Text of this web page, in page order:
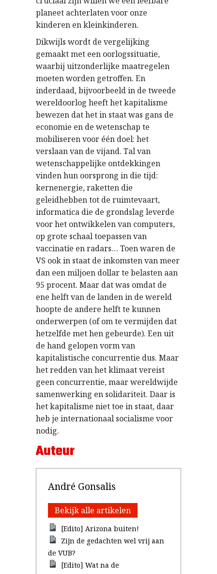
planeet achterlaten voor onze
kinderen en kleinkinderen.
Dikwijls wordt de vergelijking
gemaakt met een oorlogssituatie,
waarbij uitzonderlijke maatregelen
moeten worden getroffen. En
inderdaad, bijvoorbeeld in de tweede
wereldoorlog heeft het kapitalisme
bewezen dat het in staat was gans de
economie en de wetenschap te
mobiliseren voor één doel: het
verslaan van de vijand. Tal van
wetenschappelijke ontdekkingen
vinden hun oorsprong in die tijd:
kernenergie, raketten die
geleidhebben tot de ruimtevaart,
informatica die de grondslag leverde
voor het ontwikkelen van computers,
op grote schaal toepassen van
vaccinatie en radars… Toen waren de
VS ook in staat de inkomsten van meer
dan een miljoen dollar te belasten aan
95 procent. Maar dat was omdat de
ene helft van de landen in de wereld
hoopte de andere helft te kunnen
onderwerpen (of om te vermijden dat
hetzelfde met hen gebeurde). Een uit
de hand gelopen vorm van
kapitalistische concurrentie dus. Maar
het redden van het klimaat vereist
geen concurrentie, maar wereldwijde
samenwerking en solidariteit. Daar is
het kapitalisme niet toe in staat, daar
heb je internationaal socialisme voor
nodig.
Auteur
André Gonsalis
Bekijk alle artikelen
[Edito] Arizona buiten!
Zijn de gedachten wel vrij aan
de VUB?
[Edito] Wat na de